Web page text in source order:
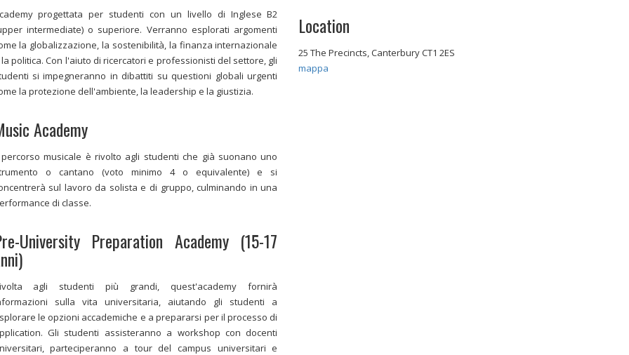
progettata per studenti con un livello di Inglese B2
intermediate) o superiore. Verranno esplorati argomenti
la globalizzazione, la sostenibilità, la finanza internazionale
politica. Con l'aiuto di ricercatori e professionisti del settore, gli
si impegneranno in dibattiti su questioni globali urgenti
la protezione dell'ambiente, la leadership e la giustizia.
Academy
musicale è rivolto agli studenti che già suonano uno
o cantano (voto minimo 4 o equivalente) e si
sul lavoro da solista e di gruppo, culminando in una
di classe.
University Preparation Academy (15-17
agli studenti più grandi, quest'academy fornirà
sulla vita universitaria, aiutando gli studenti a
le opzioni accademiche e a prepararsi per il processo di
Gli studenti assisteranno a workshop con docenti
parteciperanno a tour del campus universitari e
Location
25 The Precincts, Canterbury CT1 2ES
mappa